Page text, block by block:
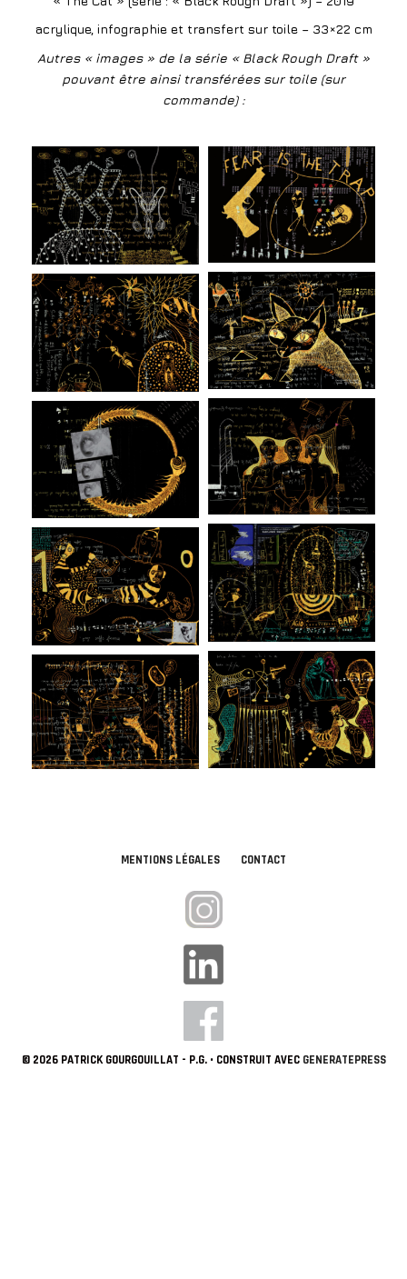
acrylique, infographie et transfert sur toile – 33×22 cm
Autres « images » de la série « Black Rough Draft »
pouvant être ainsi transférées sur toile (sur
commande) :
MENTIONS LÉGALES CONTACT
© 2026 PATRICK GOURGOUILLAT - P.G.• CONSTRUIT AVEC GENERATEPRESS